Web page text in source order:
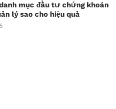
mục đầu tư chứng khoán
lý sao cho hiệu quả